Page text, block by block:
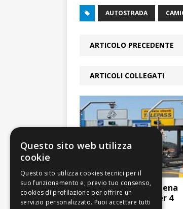
AUTOSTRADA
ARTICOLO PRECEDENTE
ARTICOLI COLLEGATI
Chiude il tratto Modena
Sud-Valsamoggia per 4
Questo sito web utilizza
cookie